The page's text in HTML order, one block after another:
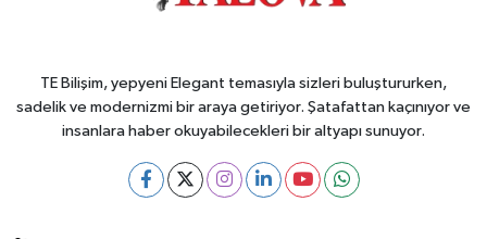
TE Bilişim, yepyeni Elegant temasıyla sizleri buluştururken,
sadelik ve modernizmi bir araya getiriyor. Şatafattan kaçınıyor ve
insanlara haber okuyabilecekleri bir altyapı sunuyor.